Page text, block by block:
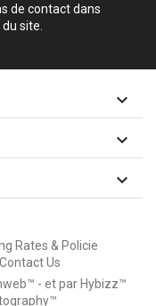
de contact dans
site.



Rates & Policie
Contact Us
- et par Hybizz™